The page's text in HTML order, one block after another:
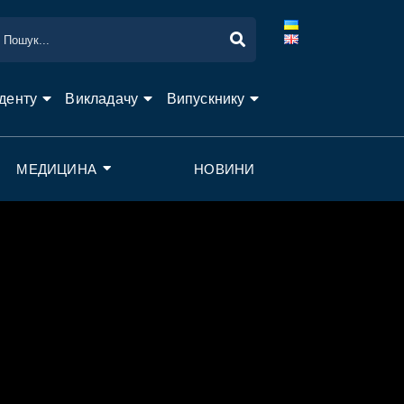
Викладачу Випускнику
МЕДИЦИНА НОВИНИ